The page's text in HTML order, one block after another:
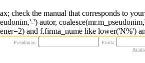
check the manual that corresponds to
') autor,
and f.firma_nume like lower('N%')
Pseudonim:
Parola:
Ai